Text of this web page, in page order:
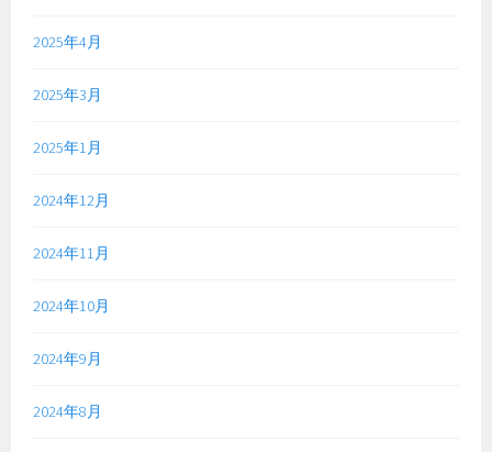
2025年4月
2025年3月
2025年1月
2024年12月
2024年11月
2024年10月
2024年9月
2024年8月